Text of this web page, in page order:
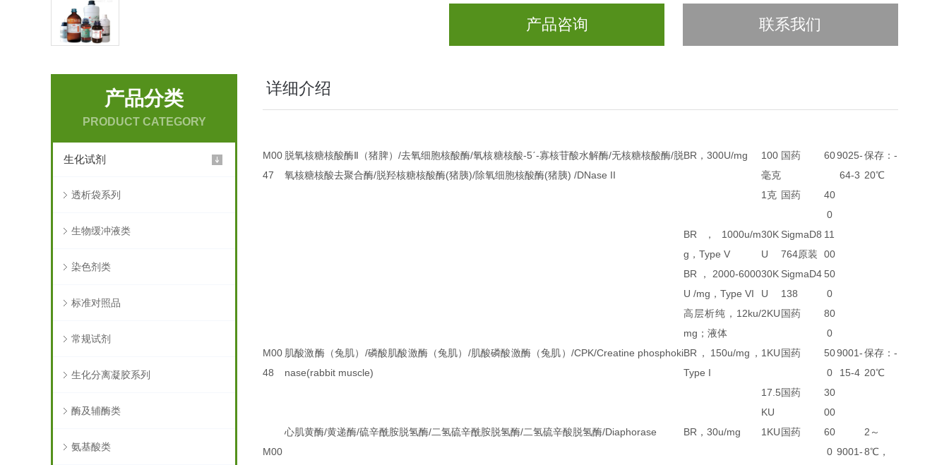
产品咨询 联系我们
产品分类
PRODUCT CATEGORY
生化试剂
透析袋系列
生物缓冲液类
染色剂类
标准对照品
常规试剂
生化分离凝胶系列
酶及辅酶类
氨基酸类
详细介绍
M00
47
脱氧核糖核酸酶Ⅱ（猪脾）/去氧细胞核酸酶/氧核糖核酸-5ˊ-寡核苷酸水解酶/无核糖核酸酶/脱
氧核糖核酸去聚合酶/脱羟核糖核酸酶(猪胰)/除氧细胞核酸酶(猪胰) /DNase II
BR，300U/mg
100
毫克
国药 609025-
64-3
保存：-
20℃
1克 国药
40
0
BR，1000u/m
g，Type V
30K
U
SigmaD8
764原装
11
00
BR，2000-6000
U /mg，Type VI
30K
U
SigmaD4
138
50
0
高层析纯，12ku/
mg；液体
2KU 国药
80
0
M00
48
肌酸激酶（兔肌）/磷酸肌酸激酶（兔肌）/肌酸磷酸激酶（兔肌）/CPK/Creatine phosphoki
nase(rabbit muscle)
BR，150u/mg，
Type I
1KU 国药
50
0
9001-
15-4
保存：-
20℃
17.5
KU
国药
30
00
M00
心肌黄酶/黄递酶/硫辛酰胺脱氢酶/二氢硫辛酰胺脱氢酶/二氢硫辛酸脱氢酶/Diaphorase BR，30u/mg 1KU 国药
60
0 9001-
2～
8℃，